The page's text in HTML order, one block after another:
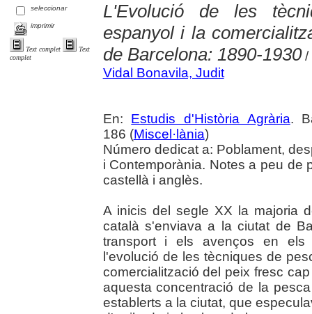
seleccionar
imprimir
Text complet
Text
complet
L'Evolució de les
espanyol i la
de Barcelona: 1890-1930/
Vidal Bonavila, Judit
En: Estudis d'Història Agrària.
186 (Miscel·lània)
Número dedicat a: Poblament,
i Contemporània. Notes a peu de
castellà i anglès.
A inicis del segle XX la majoria
català s'enviava a la ciutat de
transport i els avenços en els
l'evolució de les tècniques de
comercialització del peix fresc
aquesta concentració de la
establerts a la ciutat, que